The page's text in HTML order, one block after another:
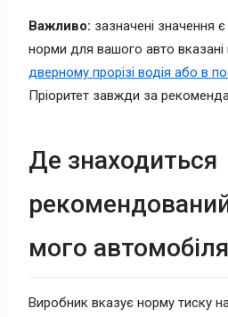
Важливо: зазначені значення
норми для вашого авто вказані
дверному прорізі водія або в
Пріоритет завжди за
Де знаходиться
мого
Виробник вказує норму тиску